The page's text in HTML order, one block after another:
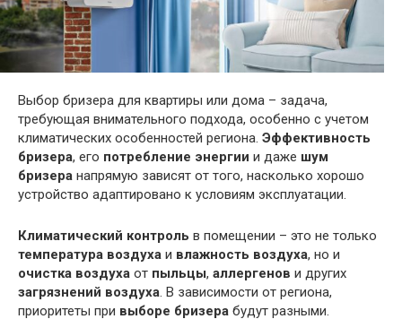
Выбор бризера для квартиры или дома – задача,
требующая внимательного подхода, особенно с учетом
климатических особенностей региона. Эффективность
бризера, его потребление энергии и даже шум
бризера напрямую зависят от того, насколько хорошо
устройство адаптировано к условиям эксплуатации.
Климатический контроль в помещении – это не только
температура воздуха и влажность воздуха, но и
очистка воздуха от пыльцы, аллергенов и других
загрязнений воздуха . В зависимости от региона,
приоритеты при выборе бризера будут разными.